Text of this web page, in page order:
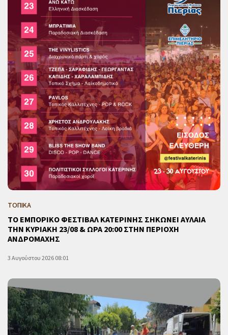
ΤΟΠΙΚΑ
ΤΟ ΕΜΠΟΡΙΚΟ ΦΕΣΤΙΒΑΛ ΚΑΤΕΡΙΝΗΣ ΣΗΚΩΝΕΙ ΑΥΛΑΙΑ
ΤΗΝ ΚΥΡΙΑΚΗ 23/08 & ΩΡΑ 20:00 ΣΤΗΝ ΠΕΡΙΟΧΗ
ΑΝΔΡΟΜΑΧΗΣ
3 Αυγούστου 2026 08:01